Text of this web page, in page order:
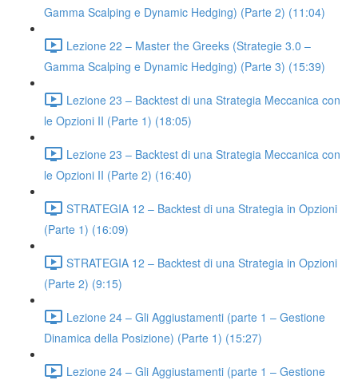
Gamma Scalping e Dynamic Hedging) (Parte 2) (11:04)
Lezione 22 – Master the Greeks (Strategie 3.0 –
Gamma Scalping e Dynamic Hedging) (Parte 3) (15:39)
Lezione 23 – Backtest di una Strategia Meccanica con
le Opzioni II (Parte 1) (18:05)
Lezione 23 – Backtest di una Strategia Meccanica con
le Opzioni II (Parte 2) (16:40)
STRATEGIA 12 – Backtest di una Strategia in Opzioni
(Parte 1) (16:09)
STRATEGIA 12 – Backtest di una Strategia in Opzioni
(Parte 2) (9:15)
Lezione 24 – Gli Aggiustamenti (parte 1 – Gestione
Dinamica della Posizione) (Parte 1) (15:27)
Lezione 24 – Gli Aggiustamenti (parte 1 – Gestione